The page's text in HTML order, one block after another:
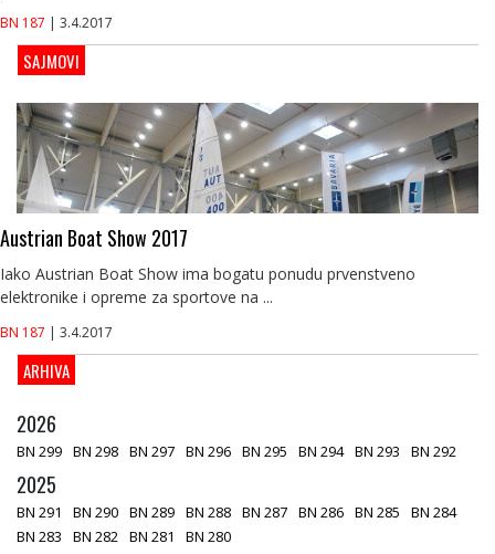
BN 187 | 3.4.2017
SAJMOVI
Austrian Boat Show 2017
Iako Austrian Boat Show ima bogatu ponudu prvenstveno
elektronike i opreme za sportove na ...
BN 187 | 3.4.2017
ARHIVA
2026
BN 299 BN 298 BN 297 BN 296 BN 295 BN 294 BN 293 BN 292
2025
BN 291 BN 290 BN 289 BN 288 BN 287 BN 286 BN 285
BN 284
BN 283
BN 282 BN 281 BN 280